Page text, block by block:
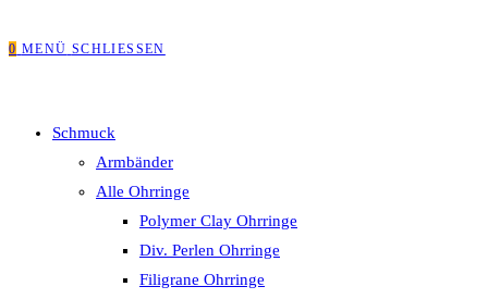
0 MENÜ SCHLIESSEN
Schmuck
Armbänder
Alle Ohrringe
Polymer Clay Ohrringe
Div. Perlen Ohrringe
Filigrane Ohrringe